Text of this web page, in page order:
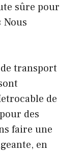
sûre pour
Nous
transport
de
des
faire une
en